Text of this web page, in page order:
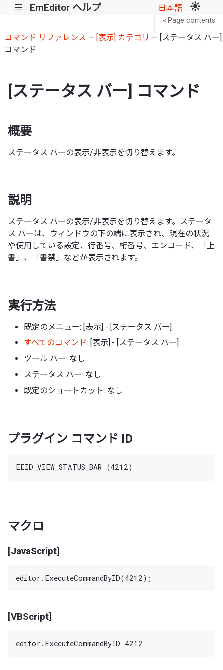
||| EmEditor ヘルプ 日本語
コマンド リファレンス — [表示] カテゴリ — [ステータス バー]
コマンド
[ステータス バー] コマンド
概要
ステータス バーの表示/非表示を切り替えます。
説明
ステータス バーの表示/非表示を切り替えます。ステータ
ス バーは、ウィンドウの下の端に表示され、現在の状況
や使用している設定、行番号、桁番号、エンコード、「上
書」、「書禁」などが表示されます。
実行方法
既定のメニュー: [表示] - [ステータス バー]
すべてのコマンド: [表示] - [ステータス バー]
ツール バー: なし
ステータス バー: なし
既定のショートカット: なし
プラグイン コマンド ID
マクロ
[JavaScript]
[VBScript]
< Page contents